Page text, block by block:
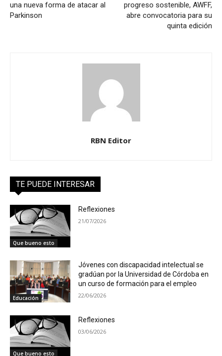
una nueva forma de atacar al
Parkinson
progreso sostenible, AWFF,
abre convocatoria para su
quinta edición
RBN Editor
TE PUEDE INTERESAR
Que bueno esto
Reflexiones
21/07/2026
Educación
Jóvenes con discapacidad intelectual se
gradúan por la Universidad de Córdoba en
un curso de formación para el empleo
22/06/2026
Que bueno esto
Reflexiones
03/06/2026